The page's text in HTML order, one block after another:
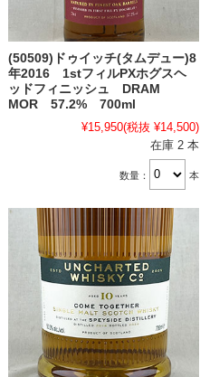
(50509)ドゥイッチ(タムデュー)8
年2016 1stフィルPXホグスヘ
ッドフィニッシュ DRAM
MOR 57.2% 700ml
¥15,950(税抜 ¥14,500)
在庫 2 本
数量： 本